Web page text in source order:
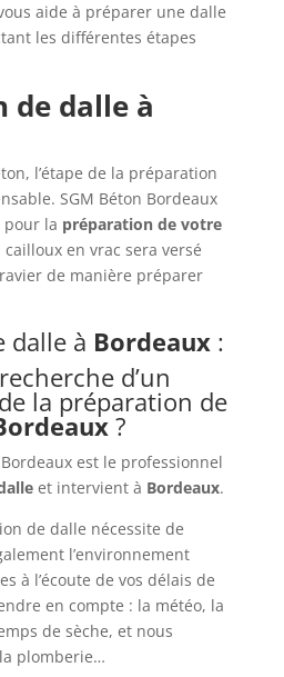
aide à préparer une dalle
les différentes étapes
de dalle à
l’étape de la préparation
SGM Béton Bordeaux
pour la préparation de votre
en vrac sera versé
de manière préparer
dalle à Bordeaux:
d’un
la préparation de
?
est le professionnel
et intervient à Bordeaux.
de dalle nécessite de
l’environnement
à l’écoute de vos délais de
en compte : la météo, la
de sèche, et nous
plomberie…